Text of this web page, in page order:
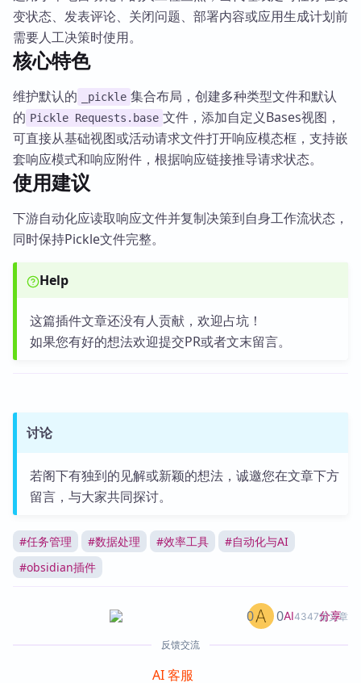
变状态、发表评论、关闭问题、部署内容或应用生成计划前
需要人工决策时使用。
核心特色
维护默认的 _pickle 集合布局，创建多种类型文件和默认
的 Pickle Requests.base 文件，添加自定义Bases视图，
可直接从基础视图或活动请求文件打开响应模态框，支持嵌
套响应模式和响应附件，根据响应链接推导请求状态。
使用建议
下游自动化应读取响应文件并复制决策到自身工作流状态，
同时保持Pickle文件完整。
Help
这篇插件文章还没有人贡献，欢迎占坑！
如果您有好的想法欢迎提交PR或者文末留言。
讨论
若阁下有独到的见解或新颖的想法，诚邀您在文章下方
留言，与大家共同探讨。
#任务管理 #数据处理 #效率工具 #自动化与AI
#obsidian插件
AI4347篇文章
0 0 分享
反馈交流
AI 客服